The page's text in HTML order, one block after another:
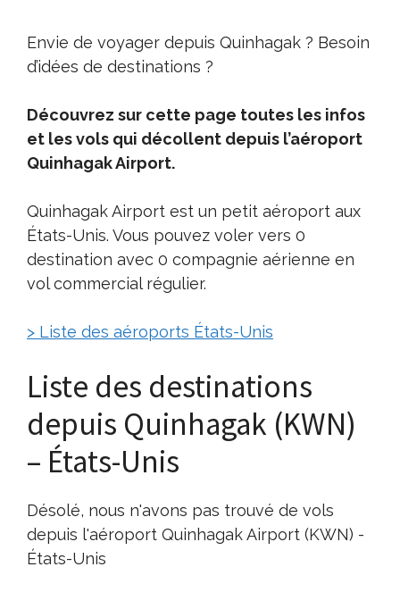
Envie de voyager depuis Quinhagak ? Besoin
d’idées de destinations ?
Découvrez sur cette page toutes les infos
et les vols qui décollent depuis l’aéroport
Quinhagak Airport.
Quinhagak Airport est un petit aéroport aux
États-Unis. Vous pouvez voler vers 0
destination avec 0 compagnie aérienne en
vol commercial régulier.
> Liste des aéroports États-Unis
Liste des destinations
depuis Quinhagak (KWN)
– États-Unis
Désolé, nous n'avons pas trouvé de vols
depuis l'aéroport Quinhagak Airport (KWN) -
États-Unis